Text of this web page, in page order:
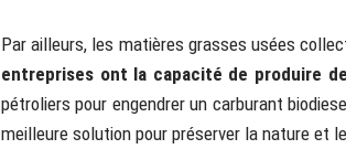
Par ailleurs, les matières grasses usées
entreprises ont la capacité de produire
pétroliers pour engendrer un carburant
meilleure solution pour préserver la nature et